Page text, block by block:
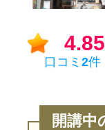
4.85
口コミ 2件
開講中